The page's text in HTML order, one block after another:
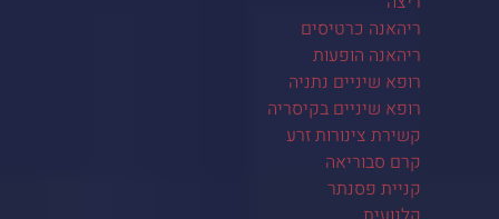
ריהאנה כרטיסים
ריהאנה הופעות
רופא שיניים נתניה
רופא שיניים בקיסריה
קשירת צינורות זרע
קרם סבוריאה
קניית פסנתר